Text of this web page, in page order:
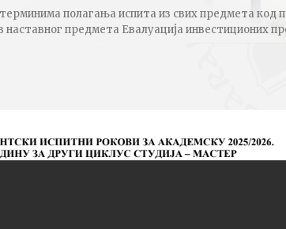
полагања испита из свих предмета код
наставног предмета Евалуација инвестиционих